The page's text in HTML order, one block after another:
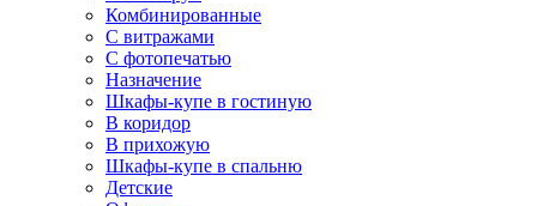
Комбинированные
С витражами
С фотопечатью
Назначение
Шкафы-купе в гостиную
В коридор
В прихожую
Шкафы-купе в спальню
Детские